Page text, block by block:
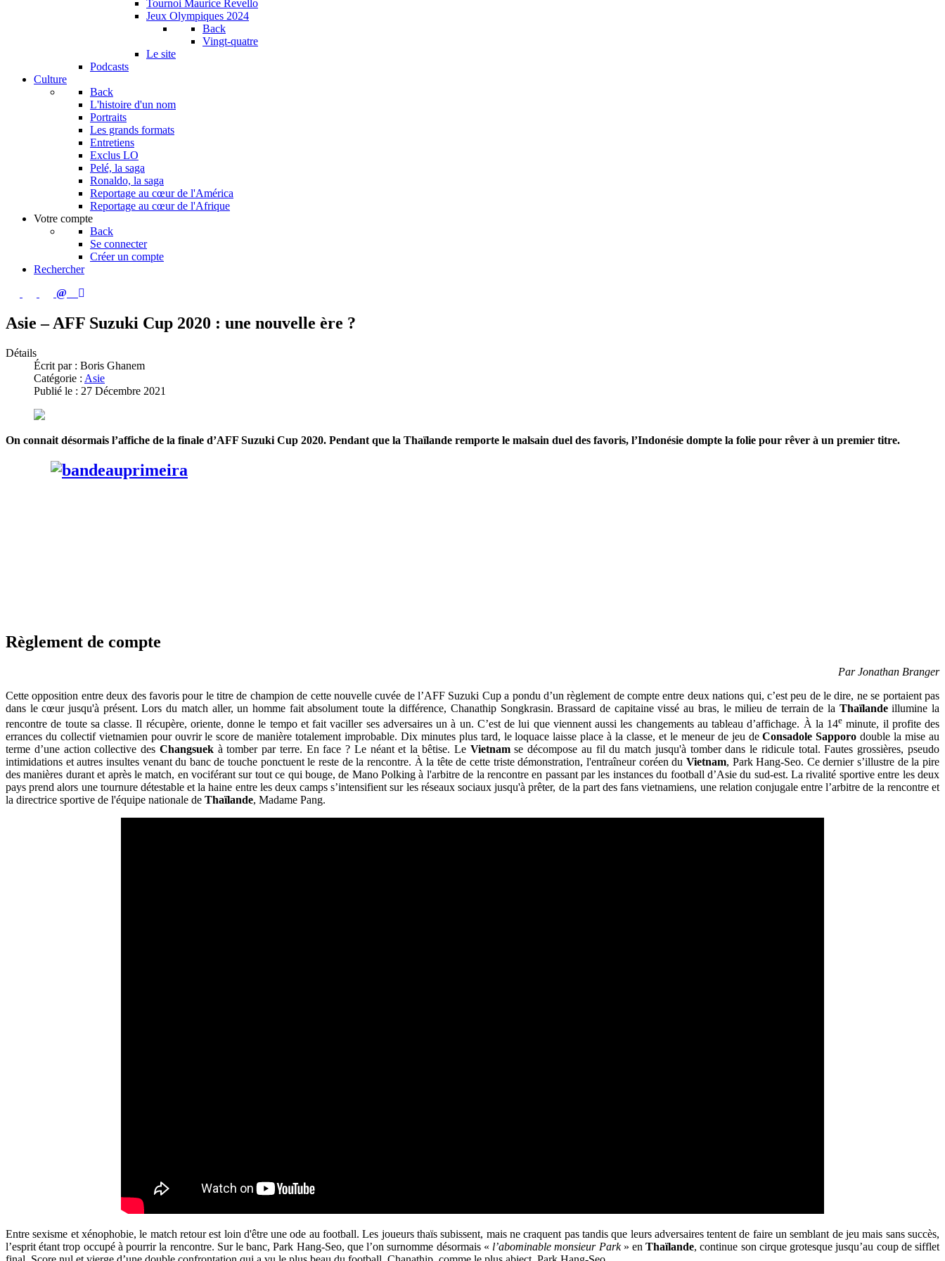
Tournoi Maurice Revello
Jeux Olympiques 2024
Back
Vingt-quatre
Le site
Podcasts
Culture
Back
L'histoire d'un nom
Portraits
Les grands formats
Entretiens
Exclus LO
Pelé, la saga
Ronaldo, la saga
Reportage au cœur de l'América
Reportage au cœur de l'Afrique
Votre compte
Back
Se connecter
Créer un compte
Rechercher
Asie – AFF Suzuki Cup 2020 : une nouvelle ère ?
Détails
Écrit par : Boris Ghanem
Catégorie : Asie
Publié le : 27 Décembre 2021
On connait désormais l’affiche de la finale d’AFF Suzuki Cup 2020. Pendant que la Thaïlande remporte le malsain duel des favoris, l’Indonésie dompte la folie pour rêver à un premier titre.
Règlement de compte
Par Jonathan Branger
Cette opposition entre deux des favoris pour le titre de champion de cette nouvelle cuvée de l’AFF Suzuki Cup a pondu d’un règlement de compte entre deux nations qui, c’est peu de le dire, ne se portaient pas
dans le cœur jusqu'à présent. Lors du match aller, un homme fait absolument toute la différence, Chanathip Songkrasin. Brassard de capitaine vissé au bras, le milieu de terrain de la Thaïlandeillumine la
rencontre de toute sa classe. Il récupère, oriente, donne le tempo et fait vaciller ses adversaires un à un. C’est de lui que viennent aussi les changements au tableau d’affichage. À la 14e minute, il profite des
errances du collectif vietnamien pour ouvrir le score de manière totalement improbable. Dix minutes plus tard, le loquace laisse place à la classe, et le meneur de jeu deConsadole Sapporo double la mise au
terme d’une action collective des Changsuek à tomber par terre. En face ? Le néant et la bêtise. Le Vietnamse décompose au fil du match jusqu'à tomber dans le ridicule total. Fautes grossières, pseudo
intimidations et autres insultes venant du banc de touche ponctuent le reste de la rencontre. À la tête de cette triste démonstration, l'entraîneur coréen du Vietnam, Park Hang-Seo. Ce dernier s’illustre de la pire
des manières durant et après le match, en vociférant sur tout ce qui bouge, de Mano Polking à l'arbitre de la rencontre en passant par les instances du football d’Asie du sud-est. La rivalité sportive entre les deux
pays prend alors une tournure détestable et la haine entre les deux camps s’intensifient sur les réseaux sociaux jusqu'à prêter, de la part des fans vietnamiens, une relation conjugale entre l’arbitre de la rencontre et
la directrice sportive de l'équipe nationale de Thaïlande, Madame Pang.
Entre sexisme et xénophobie, le match retour est loin d'être une ode au football. Les joueurs thaïs subissent, mais ne craquent pas tandis que leurs adversaires tentent de faire un semblant de jeu mais sans succès,
l’esprit étant trop occupé à pourrir la rencontre. Sur le banc, Park Hang-Seo, que l’on surnomme désormais « l’abominable monsieur Park» enThaïlande, continue son cirque grotesque jusqu’au coup de sifflet